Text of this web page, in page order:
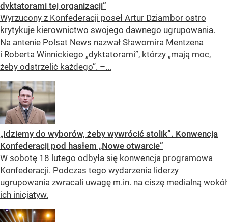
dyktatorami tej organizacji”
Wyrzucony z Konfederacji poseł Artur Dziambor ostro
krytykuje kierownictwo swojego dawnego ugrupowania.
Na antenie Polsat News nazwał Sławomira Mentzena
i Roberta Winnickiego „dyktatorami”, którzy „mają moc,
żeby odstrzelić każdego”. –...
„Idziemy do wyborów, żeby wywrócić stolik”. Konwencja
Konfederacji pod hasłem „Nowe otwarcie”
W sobotę 18 lutego odbyła się konwencja programowa
Konfederacji. Podczas tego wydarzenia liderzy
ugrupowania zwracali uwagę m.in. na ciszę medialną wokół
ich inicjatyw.